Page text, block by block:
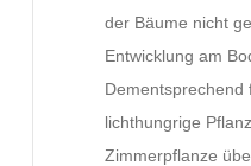
der Bäume nicht
Entwicklung am
Dementsprechend
lichthungrige
Zimmerpflanze